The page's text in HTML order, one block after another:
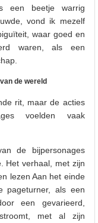
een beetje warrig
vond ik mezelf
waar goed en
waren, als een
de wereld
rit, maar de acties
voelden vaak
de bijpersonages
Het verhaal, met zijn
lezen Aan het einde
pageturner, als een
een gevarieerd,
stroomt, met al zijn